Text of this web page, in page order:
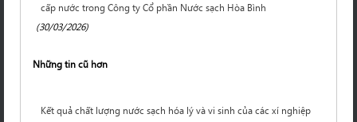
cấp nước trong Công ty Cổ phần Nước sạch Hòa Bình
(30/03/2026)
Những tin cũ hơn
Kết quả chất lượng nước sạch hóa lý và vi sinh của các xí nghiệp